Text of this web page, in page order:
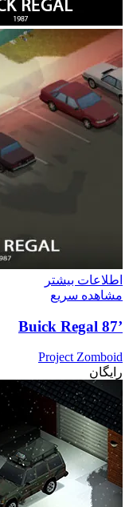
اطلاعات بیشتر
مشاهده سریع
’87 Buick Regal
Project Zomboid
رایگان